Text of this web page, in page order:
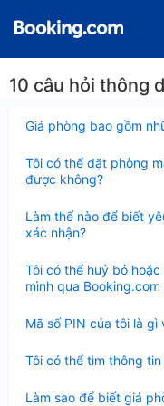
10 câu hỏi thông
Giá phòng bao gồm
thu
Tôi có thể đặt phòng
được không?
thu
gọn
Làm thế nào để biết
xác nhận?
thu
gọn
Tôi có thể huỷ bỏ
mình qua
thu
gọn
Mã số PIN của tôi là
thu
Tôi có thể tìm thông
thu
Làm sao để biết giá
thu